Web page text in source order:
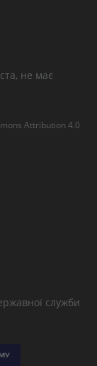
не має
Attribution 4.0
служби